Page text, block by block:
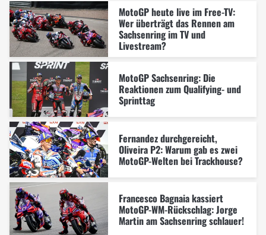
MotoGP heute live im Free-TV:
Wer überträgt das Rennen am
Sachsenring im TV und
Livestream?
MotoGP Sachsenring: Die
Reaktionen zum Qualifying- und
Sprinttag
Fernandez durchgereicht,
Oliveira P2: Warum gab es zwei
MotoGP-Welten bei Trackhouse?
Francesco Bagnaia kassiert
MotoGP-WM-Rückschlag: Jorge
Martin am Sachsenring schlauer!